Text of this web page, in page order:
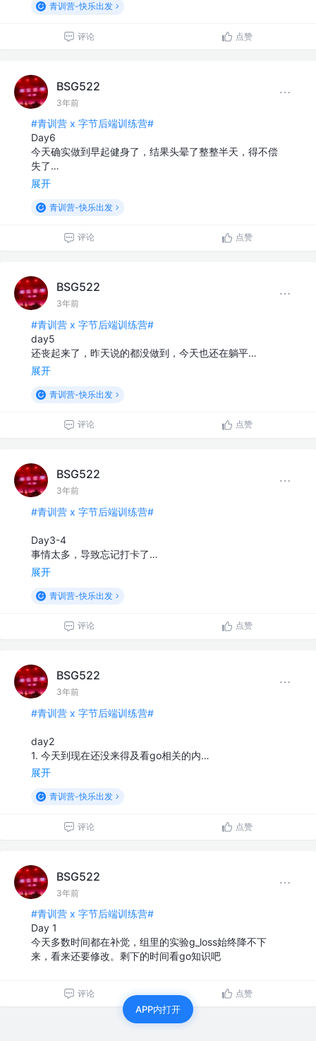
青训营-快乐出发
评论 点赞
BSG522
3年前
#青训营 x 字节后端训练营#
Day6
今天确实做到早起健身了，结果头晕了整整半天，得不偿
失了…
展开
青训营-快乐出发
评论 点赞
BSG522
3年前
#青训营 x 字节后端训练营#
day5
还丧起来了，昨天说的都没做到，今天也还在躺平…
展开
青训营-快乐出发
评论 点赞
BSG522
3年前
#青训营 x 字节后端训练营#
Day3-4
事情太多，导致忘记打卡了…
展开
青训营-快乐出发
评论 点赞
BSG522
3年前
#青训营 x 字节后端训练营#
day2
1. 今天到现在还没来得及看go相关的内…
展开
青训营-快乐出发
评论 点赞
BSG522
3年前
#青训营 x 字节后端训练营#
Day 1
今天多数时间都在补觉，组里的实验g_loss始终降不下
来，看来还要修改。剩下的时间看go知识吧
评论 点赞
APP内打开